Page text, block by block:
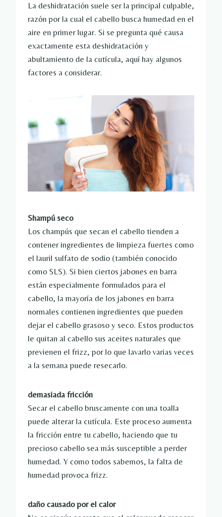
La deshidratación suele ser la principal culpable,
razón por la cual el cabello busca humedad en el
aire en primer lugar. Si se pregunta qué causa
exactamente esta deshidratación y
abultamiento de la cutícula, aquí hay algunos
factores a considerar.
Shampú seco
Los champús que secan el cabello tienden a
contener ingredientes de limpieza fuertes como
el lauril sulfato de sodio (también conocido
como SLS). Si bien ciertos jabones en barra
están especialmente formulados para el
cabello, la mayoría de los jabones en barra
normales contienen ingredientes que pueden
dejar el cabello grasoso y seco. Estos productos
le quitan al cabello sus aceites naturales que
previenen el frizz, por lo que lavarlo varias veces
a la semana puede resecarlo.
demasiada fricción
Secar el cabello bruscamente con una toalla
puede alterar la cutícula. Este proceso aumenta
la fricción entre tu cabello, haciendo que tu
precioso cabello sea más susceptible a perder
humedad. Y como todos sabemos, la falta de
humedad provoca frizz.
daño causado por el calor